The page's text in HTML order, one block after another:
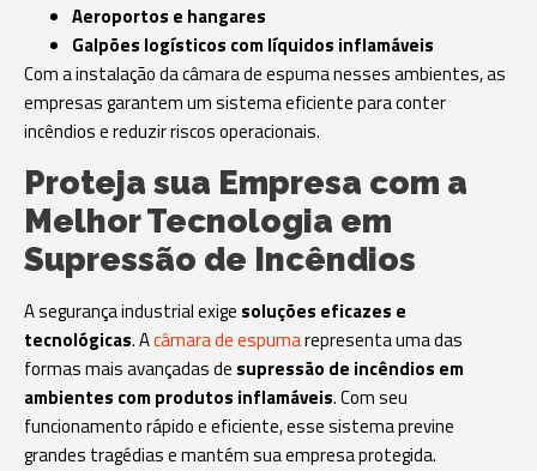
Aeroportos e hangares
Galpões logísticos com líquidos inflamáveis
Com a instalação da câmara de espuma nesses ambientes, as
empresas garantem um sistema eficiente para conter
incêndios e reduzir riscos operacionais.
Proteja sua Empresa com a
Melhor Tecnologia em
Supressão de Incêndios
A segurança industrial exige soluções eficazes e
tecnológicas. Acâmara de espumarepresenta uma das
formas mais avançadas de supressão de incêndios em
ambientes com produtos inflamáveis. Com seu
funcionamento rápido e eficiente, esse sistema previne
grandes tragédias e mantém sua empresa protegida.